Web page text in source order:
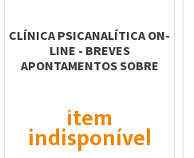
CLÍNICA PSICANALÍTICA ON-
LINE - BREVES
APONTAMENTOS SOBRE
item
indisponível